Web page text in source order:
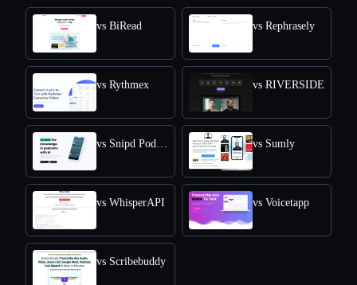
vs BiRead vs Rephrasely
vs Rythmex vs RIVERSIDE
vs Snipd Podcast Summaries vs Sumly
vs WhisperAPI vs Voicetapp
vs Scribebuddy